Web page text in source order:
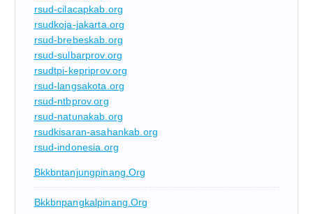
rsud-cilacapkab.org
rsudkoja-jakarta.org
rsud-brebeskab.org
rsud-sulbarprov.org
rsudtpi-kepriprov.org
rsud-langsakota.org
rsud-ntbprov.org
rsud-natunakab.org
rsudkisaran-asahankab.org
rsud-indonesia.org
Bkkbntanjungpinang.org
Bkkbnpangkalpinang.org